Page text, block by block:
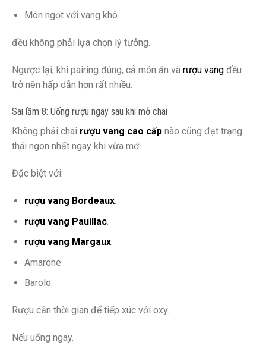
Món ngọt với vang khô.
đều không phải lựa chọn lý tưởng.
Ngược lại, khi pairing đúng, cả món ăn và rượu vang đều
trở nên hấp dẫn hơn rất nhiều.
Sai lầm 8: Uống rượu ngay sau khi mở chai
Không phải chai rượu vang cao cấp nào cũng đạt trạng
thái ngon nhất ngay khi vừa mở.
Đặc biệt với:
rượu vang Bordeaux.
rượu vang Pauillac.
rượu vang Margaux.
Amarone.
Barolo.
Rượu cần thời gian để tiếp xúc với oxy.
Nếu uống ngay.